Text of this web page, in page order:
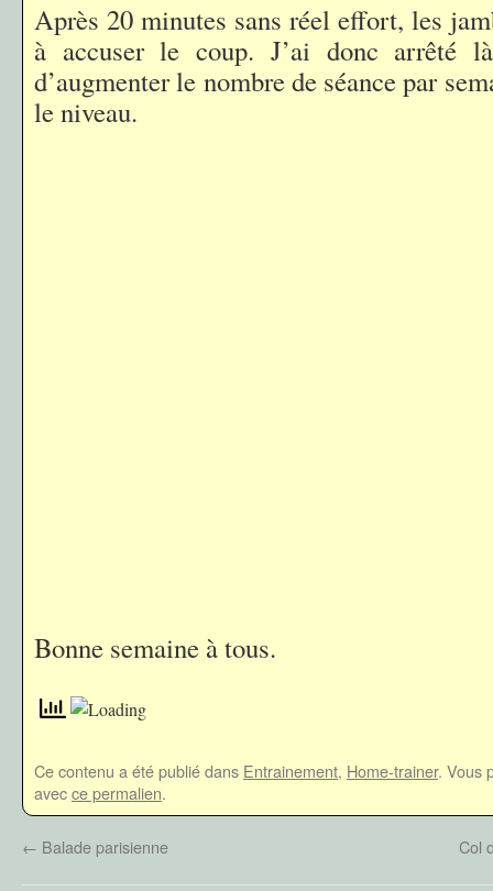
Après 20 minutes sans réel effort, les
à accuser le coup. J’ai donc arrêté
d’augmenter le nombre de séance par
le niveau.
Bonne semaine à tous.
Ce contenu a été publié dans Entrainement, Home-trainer. Vous
avecce permalien.
← Balade parisienne Col